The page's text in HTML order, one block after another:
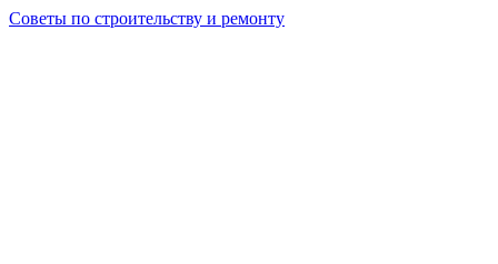
Советы по строительству и ремонту